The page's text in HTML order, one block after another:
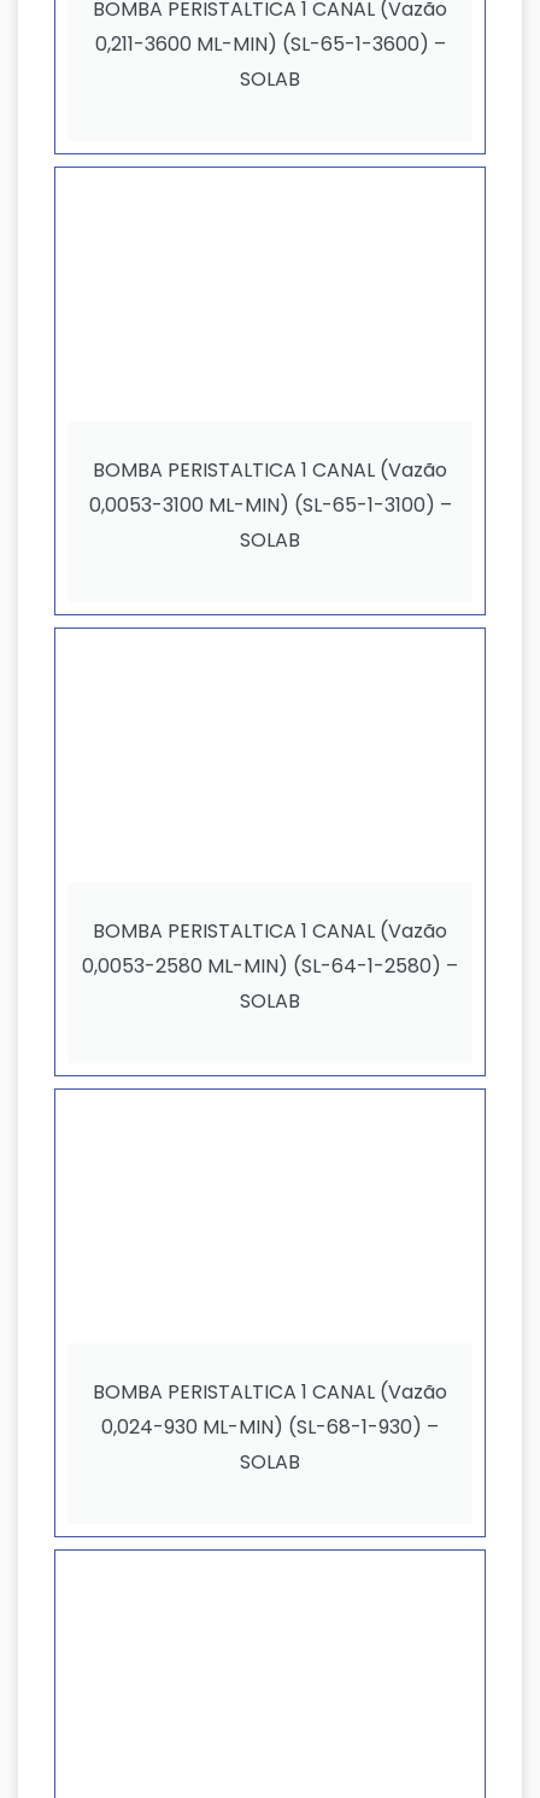
BOMBA PERISTALTICA 1 CANAL (Vazão
0,211-3600 ML-MIN) (SL-65-1-3600) –
SOLAB
BOMBA PERISTALTICA 1 CANAL (Vazão
0,0053-3100 ML-MIN) (SL-65-1-3100) –
SOLAB
BOMBA PERISTALTICA 1 CANAL (Vazão
0,0053-2580 ML-MIN) (SL-64-1-2580) –
SOLAB
BOMBA PERISTALTICA 1 CANAL (Vazão
0,024-930 ML-MIN) (SL-68-1-930) –
SOLAB